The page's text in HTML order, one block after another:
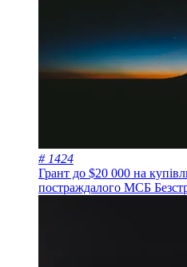
# 1424
Грант до $20 000 на
постраждалого МСБ